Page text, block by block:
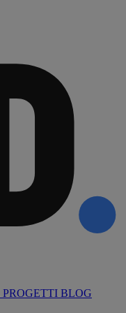
PROGETTI BLOG